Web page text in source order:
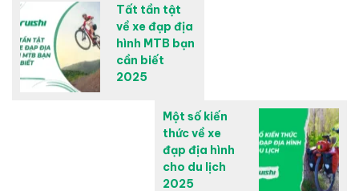
Tất tần tật
về xe đạp địa
hình MTB bạn
cần biết
2025
Một số kiến
thức về xe
đạp địa hình
cho du lịch
2025